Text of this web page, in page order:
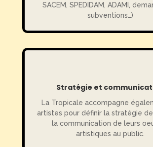
SACEM, SPEDIDAM, ADAMI,
subventions…)
Stratégie et
La Tropicale accompagne
artistes pour définir la stratégie
la communication de leurs
artistiques au public.